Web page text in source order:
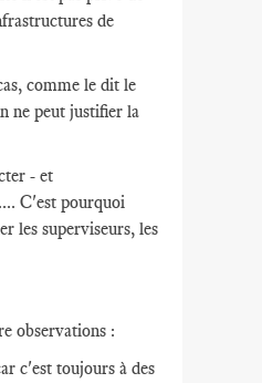
de
comme le dit le
ne peut justifier la
- et
C'est pourquoi
les superviseurs, les
observations :
c'est toujours à des